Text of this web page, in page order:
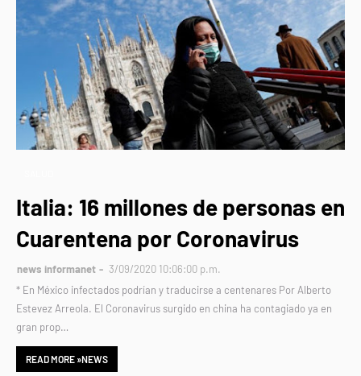
Italia: 16 millones de personas en
Cuarentena por Coronavirus
news informanet
3/09/2020 10:06:00 p.m.
* En México infectados podrían y traducirse a centenares Por Alberto
Estevez Arreola. El Coronavirus surgido en china ha contagiado ya en
gran prop…
READ MORE »NEWS